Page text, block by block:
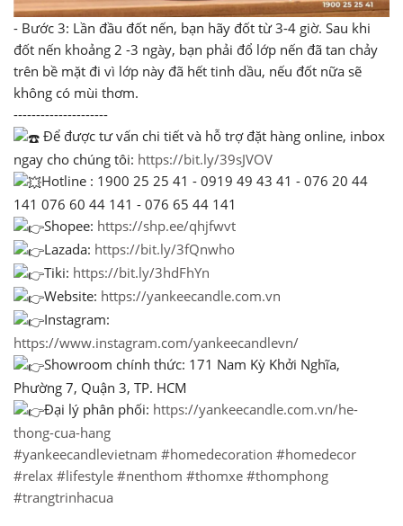
- Bước 3: Lần đầu đốt nến, bạn hãy đốt từ 3-4 giờ. Sau khi
đốt nến khoảng 2 -3 ngày, bạn phải đổ lớp nến đã tan chảy
trên bề mặt đi vì lớp này đã hết tinh dầu, nếu đốt nữa sẽ
không có mùi thơm.
---------------------
Để được tư vấn chi tiết và hỗ trợ đặt hàng online, inbox
ngay cho chúng tôi: https://bit.ly/39sJVOV
Hotline : 1900 25 25 41 - 0919 49 43 41 - 076 20 44
141 076 60 44 141 - 076 65 44 141
Shopee: https://shp.ee/qhjfwvt
Lazada: https://bit.ly/3fQnwho
Tiki: https://bit.ly/3hdFhYn
Website: https://yankeecandle.com.vn
Instagram:
https://www.instagram.com/yankeecandlevn/
Showroom chính thức: 171 Nam Kỳ Khởi Nghĩa,
Phường 7, Quận 3, TP. HCM
Đại lý phân phối: https://yankeecandle.com.vn/he-
thong-cua-hang
#yankeecandlevietnam #homedecoration #homedecor
#relax #lifestyle #nenthom #thomxe #thomphong
#trangtrinhacua